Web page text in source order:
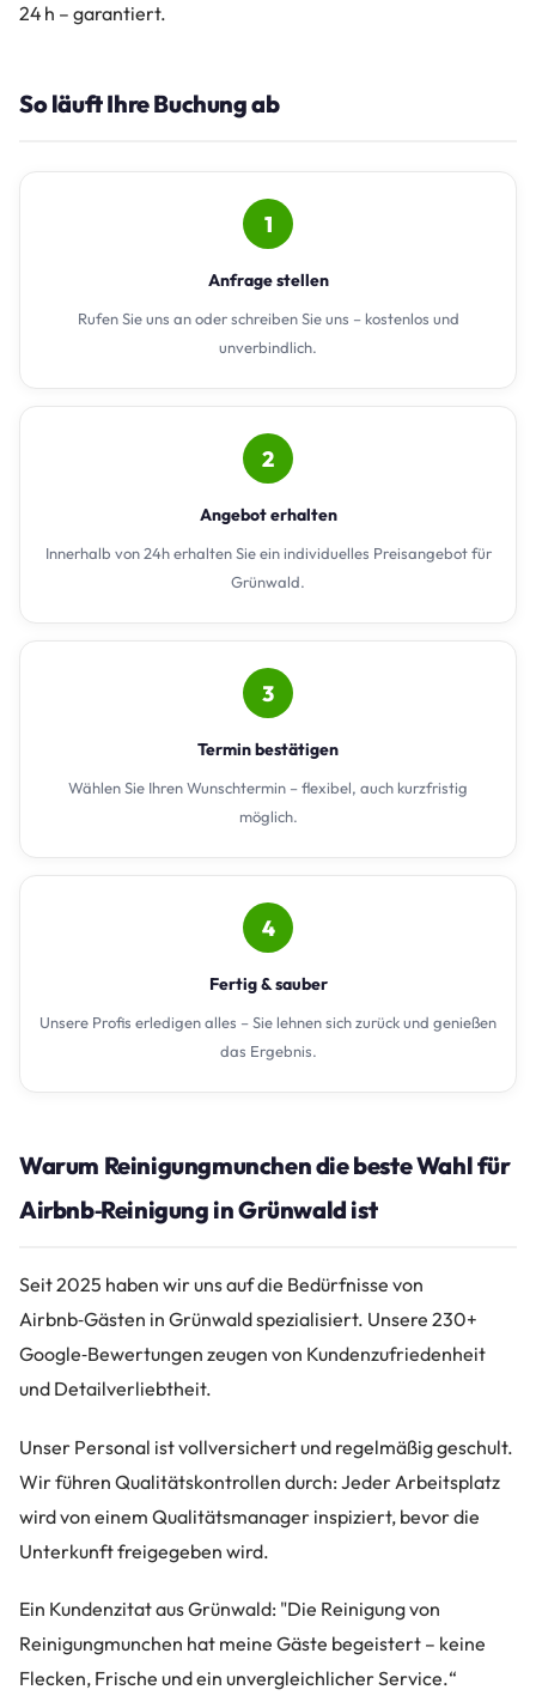
24 h – garantiert.
So läuft Ihre Buchung ab
1
Anfrage stellen
Rufen Sie uns an oder schreiben Sie uns – kostenlos und
unverbindlich.
2
Angebot erhalten
Innerhalb von 24h erhalten Sie ein individuelles Preisangebot für
Grünwald.
3
Termin bestätigen
Wählen Sie Ihren Wunschtermin – flexibel, auch kurzfristig
möglich.
4
Fertig & sauber
Unsere Profis erledigen alles – Sie lehnen sich zurück und genießen
das Ergebnis.
Warum Reinigungmunchen die beste Wahl für
Airbnb‑Reinigung in Grünwald ist
Seit 2025 haben wir uns auf die Bedürfnisse von
Airbnb‑Gästen in Grünwald spezialisiert. Unsere 230+
Google‑Bewertungen zeugen von Kundenzufriedenheit
und Detailverliebtheit.
Unser Personal ist vollversichert und regelmäßig geschult.
Wir führen Qualitätskontrollen durch: Jeder Arbeitsplatz
wird von einem Qualitätsmanager inspiziert, bevor die
Unterkunft freigegeben wird.
Ein Kundenzitat aus Grünwald: "Die Reinigung von
Reinigungmunchen hat meine Gäste begeistert – keine
Flecken, Frische und ein unvergleichlicher Service.“